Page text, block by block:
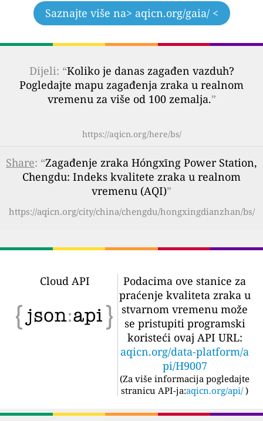
Saznajte više na> aqicn.org/gaia/ <
Dijeli: “Koliko je danas zagađen vazduh?
Pogledajte mapu zagađenja zraka u realnom
vremenu za više od 100 zemalja.”
https://aqicn.org/here/bs/
Share: “Zagađenje zraka Hóngxīng Power Station,
Chengdu: Indeks kvalitete zraka u realnom
vremenu (AQI)”
https://aqicn.org/city/china/chengdu/hongxingdianzhan/bs/
Cloud API
Podacima ove stanice za
praćenje kvaliteta zraka u
stvarnom vremenu može
se pristupiti programski
koristeći ovaj API URL:
aqicn.org/data-platform/a
pi/H9007
(Za više informacija pogledajte
stranicu API-ja:aqicn.org/api/ )